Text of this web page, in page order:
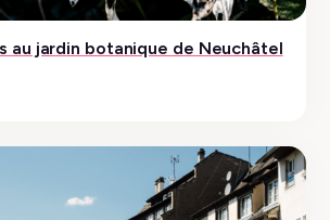
au jardin botanique de Neuchâtel